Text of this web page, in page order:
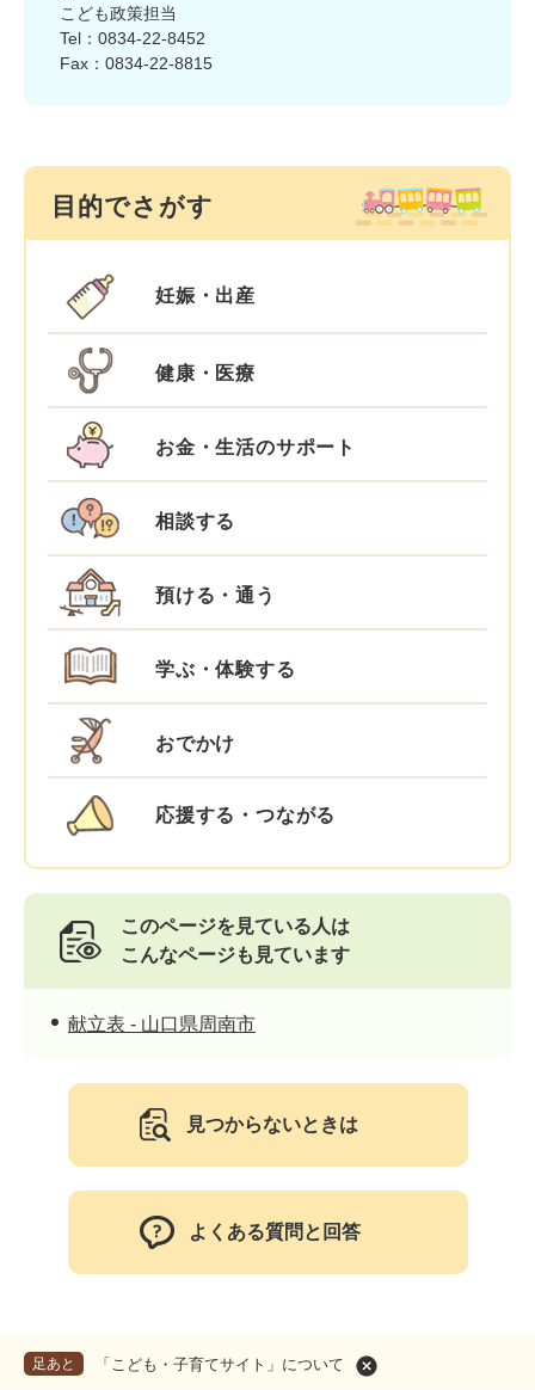
こども政策担当
Tel：0834-22-8452
Fax：0834-22-8815
目的でさがす
妊娠・出産
健康・医療
お金・生活のサポート
相談する
預ける・通う
学ぶ・体験する
おでかけ
応援する・つながる
このページを見ている人は
こんなページも見ています
献立表 - 山口県周南市
見つからないときは
よくある質問と回答
足あと 「こども・子育てサイト」について